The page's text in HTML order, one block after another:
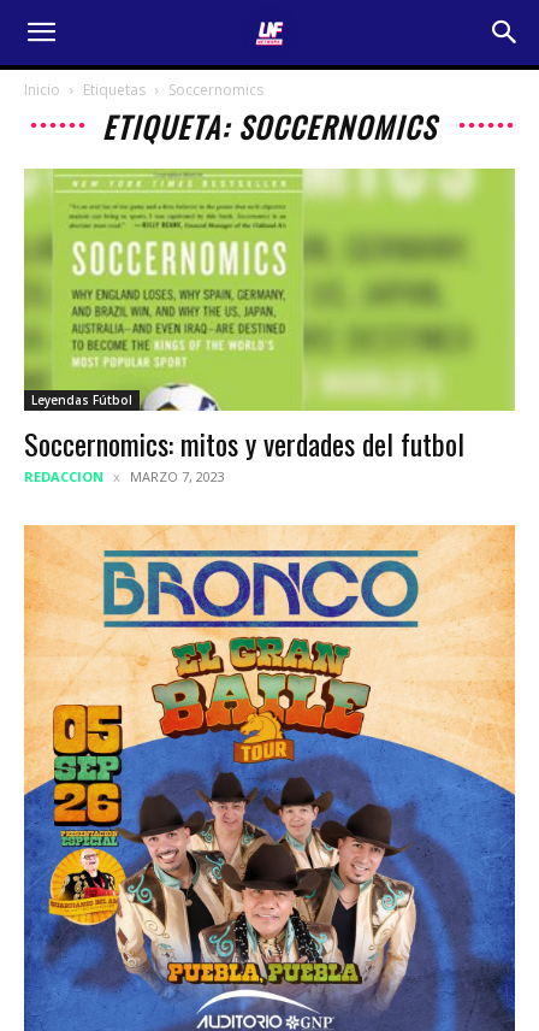
Inicio Etiquetas Soccernomics
ETIQUETA: SOCCERNOMICS
Leyendas Fútbol
Soccernomics: mitos y verdades del futbol
REDACCION MARZO 7, 2023